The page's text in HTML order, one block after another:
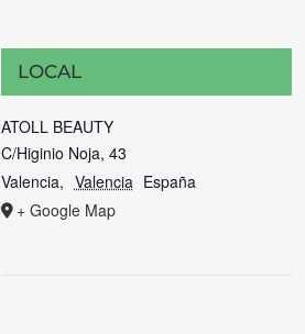
LOCAL
ATOLL BEAUTY
C/Higinio Noja, 43
Valencia, Valencia España
+ Google Map